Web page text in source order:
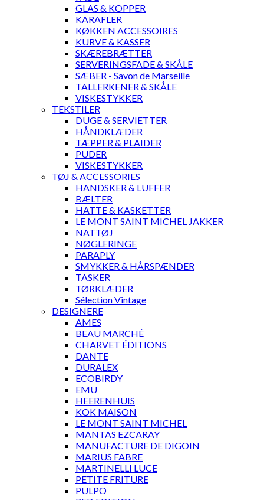
GLAS & KOPPER
KARAFLER
KØKKEN ACCESSOIRES
KURVE & KASSER
SKÆREBRÆTTER
SERVERINGSFADE & SKÅLE
SÆBER - Savon de Marseille
TALLERKENER & SKÅLE
VISKESTYKKER
TEKSTILER
DUGE & SERVIETTER
HÅNDKLÆDER
TÆPPER & PLAIDER
PUDER
VISKESTYKKER
TØJ & ACCESSORIES
HANDSKER & LUFFER
BÆLTER
HATTE & KASKETTER
LE MONT SAINT MICHEL JAKKER
NATTØJ
NØGLERINGE
PARAPLY
SMYKKER & HÅRSPÆNDER
TASKER
TØRKLÆDER
Sélection Vintage
DESIGNERE
AMES
BEAU MARCHÉ
CHARVET ÉDITIONS
DANTE
DURALEX
ECOBIRDY
EMU
HEERENHUIS
KOK MAISON
LE MONT SAINT MICHEL
MANTAS EZCARAY
MANUFACTURE DE DIGOIN
MARIUS FABRE
MARTINELLI LUCE
PETITE FRITURE
PULPO